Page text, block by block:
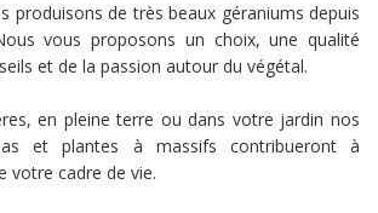
produisons de très beaux géraniums depuis
vous proposons un choix, une qualité
et de la passion autour du végétal.
en pleine terre ou dans votre jardin nos
et plantes à massifs contribueront à
votre cadre de vie.